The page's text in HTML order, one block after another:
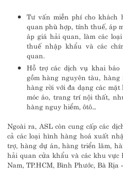
Tư vấn miễn phí cho
quan phù hợp, tính thuế, áp
áp giá hải quan, làm các
thuế nhập khẩu và các
quan.
Hỗ trợ các dịch vụ khai
gồm hàng nguyên tàu,
hàng rời với đa dạng các
móc áo, trang trí nội thất,
hàng nguy hiểm, ôtô…
Ngoài ra, ASL còn cung cấp các
cả các loại hình hàng hoá xuất
trợ, hàng dự án, hàng triển lãm,
hải quan cửa khẩu và các khu
Nam, TP.HCM, Bình Phước, Bà Rịa